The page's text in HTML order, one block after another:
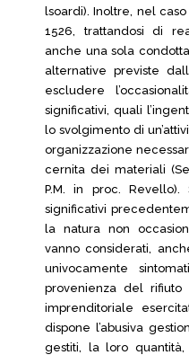
lsoardi). Inoltre, nel
1526, trattandosi di
anche una sola
alternative previste
escludere
significativi, quali
lo svolgimento di
organizzazione
cernita dei materiali
P.M. in proc.
significativi
la natura non
vanno considerati,
univocamente
provenienza del
imprenditoriale
dispone l’abusiva
gestiti, la loro